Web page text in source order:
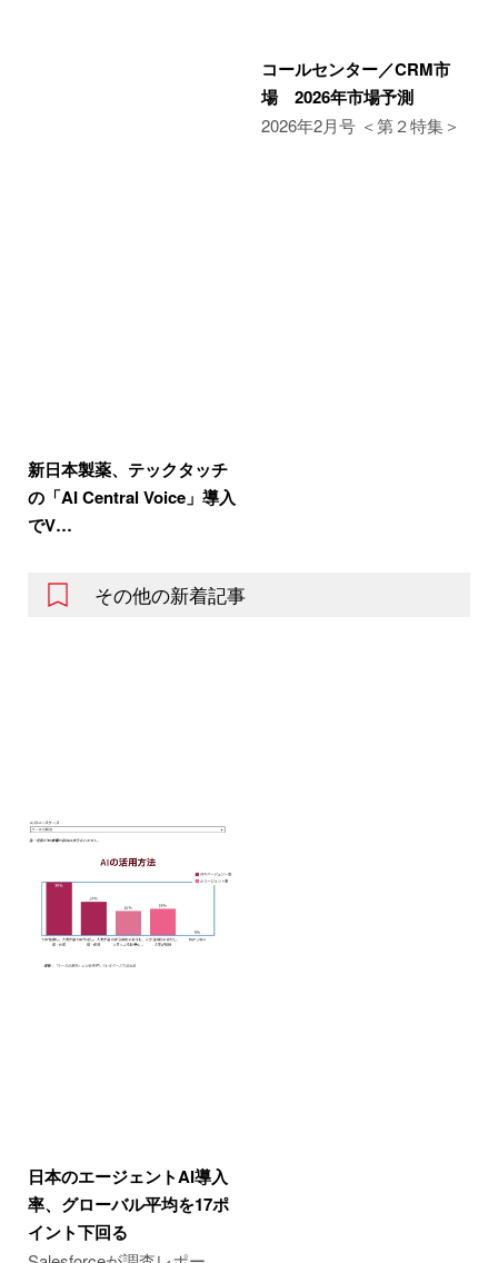
新日本製薬、テックタッチ
の「AI Central Voice」導入
でV…
コールセンター／CRM市
場 2026年市場予測
2026年2月号 ＜第２特集＞
その他の新着記事
日本のエージェントAI導入
率、グローバル平均を17ポ
イント下回る